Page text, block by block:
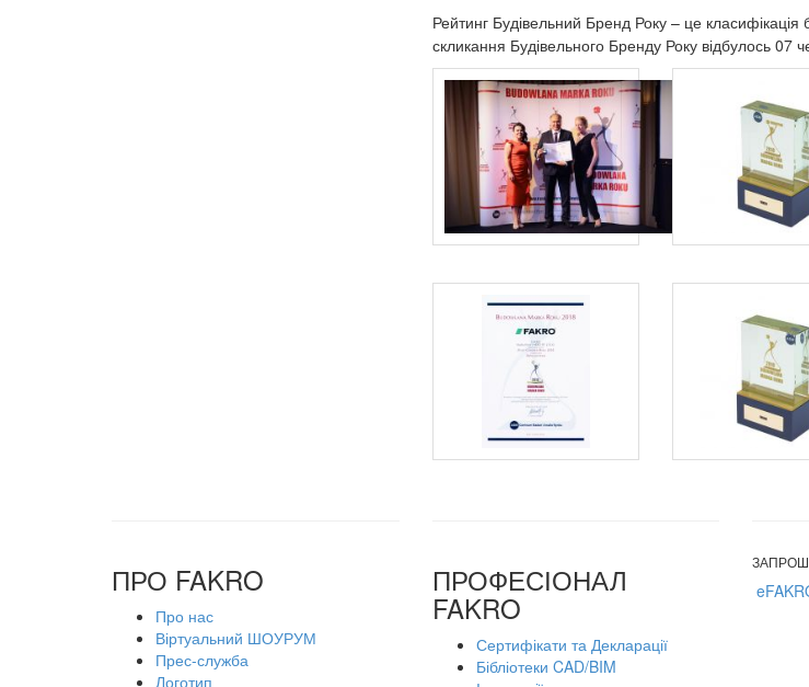
Рейтинг Будівельний Бренд Року – це класифікація
скликання Будівельного Бренду Року відбулось 07
ПРО FAKRO
Про нас
Віртуальний ШОУРУМ
Прес-служба
Логотип
ПРОФЕСІОНАЛ
FAKRO
Сертифікати та Декларації
Бібліотеки CAD/BIM